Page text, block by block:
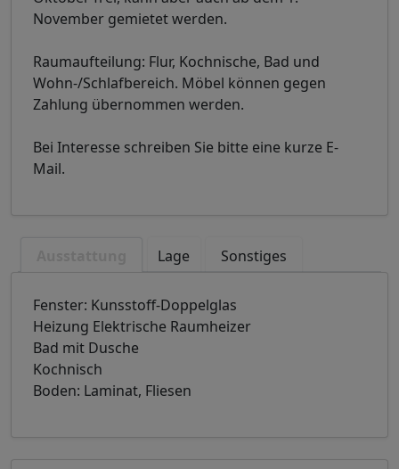
November gemietet werden.
Raumaufteilung: Flur, Kochnische, Bad und
Wohn-/Schlafbereich. Möbel können gegen
Zahlung übernommen werden.
Bei Interesse schreiben Sie bitte eine kurze E-
Mail.
Lage Sonstiges
Fenster: Kunsstoff-Doppelglas
Heizung Elektrische Raumheizer
Bad mit Dusche
Kochnisch
Boden: Laminat, Fliesen